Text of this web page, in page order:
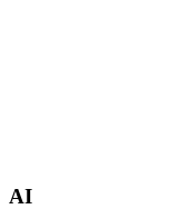
AI